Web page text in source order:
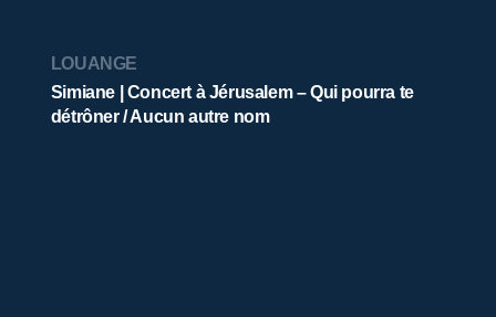
LOUANGE
Simiane | Concert à Jérusalem – Qui pourra te
détrôner / Aucun autre nom